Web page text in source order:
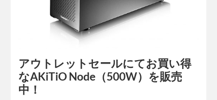
アウトレットセールにてお買い得
なAKiTiO Node（500W）を販売
中！